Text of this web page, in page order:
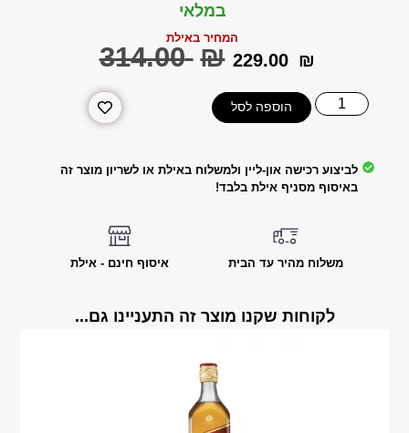
במלאי
המחיר באילת
‎314.00 ₪ ‎229.00 ₪
הוספה לסל
לביצוע רכישה און-ליין ולמשלוח באילת או לשריון מוצר זה
באיסוף מסניף אילת בלבד!
משלוח מהיר עד הבית איסוף חינם - אילת
לקוחות שקנו מוצר זה התעניינו גם...